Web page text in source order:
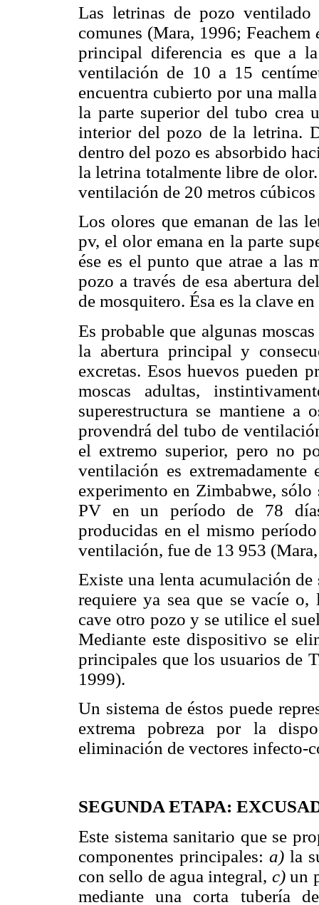
Las letrinas de pozo
comunes (Mara, 1996; Feachem
principal diferencia es que a
ventilación de 10 a 15
encuentra cubierto por una
la parte superior del tubo crea
interior del pozo de la letrina.
dentro del pozo es absorbido
la letrina totalmente libre de
ventilación de 20 metros
Los olores que emanan de las
pv, el olor emana en la parte
ése es el punto que atrae a las
pozo a través de esa abertura
de mosquitero. Ésa es la clave
Es probable que algunas
la abertura principal y
excretas. Esos huevos pueden
moscas adultas,
superestructura se mantiene
provendrá del tubo de
el extremo superior, pero no
ventilación es
experimento en Zimbabwe,
PV en un período de 78
producidas en el mismo
ventilación, fue de 13 953
Existe una lenta acumulación
requiere ya sea que se vacíe
cave otro pozo y se utilice el
Mediante este dispositivo se
principales que los usuarios de
1999).
Un sistema de éstos puede
extrema pobreza por la
eliminación de vectores infecto-
SEGUNDA ETAPA:
Este sistema sanitario que se
componentes principales: a)la
con sello de agua integral, c)un
mediante una corta tubería